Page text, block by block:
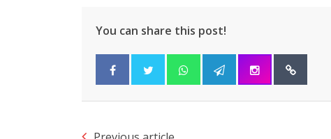
You can share this post!